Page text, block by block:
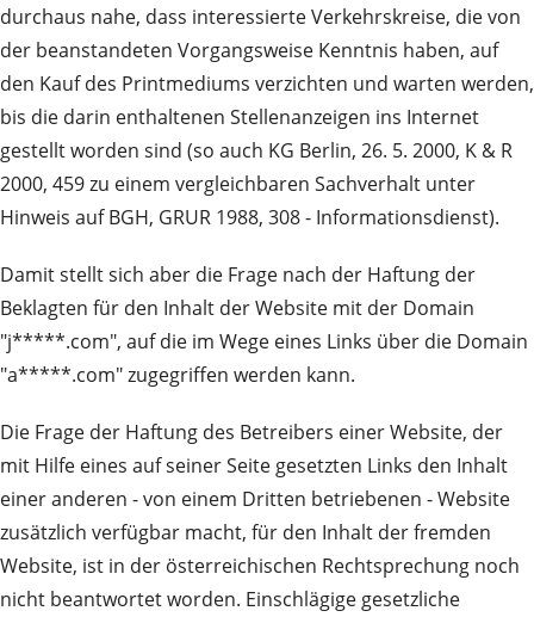
durchaus nahe, dass interessierte Verkehrskreise, die von
der beanstandeten Vorgangsweise Kenntnis haben, auf
den Kauf des Printmediums verzichten und warten werden,
bis die darin enthaltenen Stellenanzeigen ins Internet
gestellt worden sind (so auch KG Berlin, 26. 5. 2000, K & R
2000, 459 zu einem vergleichbaren Sachverhalt unter
Hinweis auf BGH, GRUR 1988, 308 - Informationsdienst).
Damit stellt sich aber die Frage nach der Haftung der
Beklagten für den Inhalt der Website mit der Domain
"j*****.com", auf die im Wege eines Links über die Domain
"a*****.com" zugegriffen werden kann.
Die Frage der Haftung des Betreibers einer Website, der
mit Hilfe eines auf seiner Seite gesetzten Links den Inhalt
einer anderen - von einem Dritten betriebenen - Website
zusätzlich verfügbar macht, für den Inhalt der fremden
Website, ist in der österreichischen Rechtsprechung noch
nicht beantwortet worden. Einschlägige gesetzliche